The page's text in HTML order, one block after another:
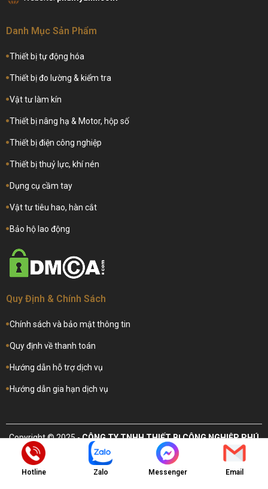
Danh Mục Sản Phẩm
Thiết bị tự động hóa
Thiết bị đo lường & kiểm tra
Vật tư làm kín
Thiết bị nâng hạ & Motor, hộp số
Thiết bị điện công nghiệp
Thiết bị thuỷ lực, khí nén
Dụng cụ cầm tay
Vật tư tiêu hao, hàn cắt
Bảo hộ lao động
Quy Định & Chính Sách
Chính sách và bảo mật thông tin
Quy định về thanh toán
Hướng dẫn hỗ trợ dịch vụ
Hướng dẫn gia hạn dịch vụ
Copyright © 2025 -CÔNG TY TNHH THIẾT BỊ CÔNG NGHIỆP PHÚ
MỸ ANH
. All rights reserved. Design by i-web.vn
Hotline Zalo Messenger Email